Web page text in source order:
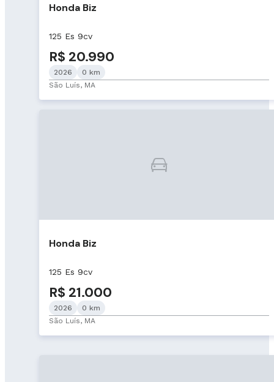
Honda Biz
125 Es 9cv
R$ 20.990
2026
0 km
São Luís, MA
Honda Biz
125 Es 9cv
R$ 21.000
2026
0 km
São Luís, MA